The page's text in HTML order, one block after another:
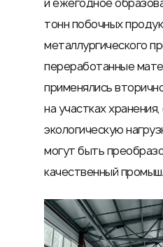
тонн побочных
металлургического
переработанные
применялись
на участках
экологическую
могут быть
качественный